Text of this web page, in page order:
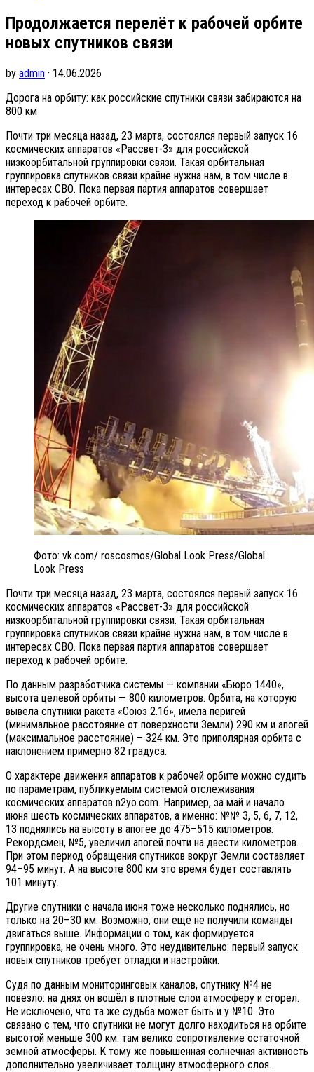
Продолжается перелёт к рабочей орбите
новых спутников связи
by admin · 14.06.2026
Дорога на орбиту: как российские спутники связи забираются на
800 км
Почти три месяца назад, 23 марта, состоялся первый запуск 16
космических аппаратов «Рассвет-3» для российской
низкоорбитальной группировки связи. Такая орбитальная
группировка спутников связи крайне нужна нам, в том числе в
интересах СВО. Пока первая партия аппаратов совершает
переход к рабочей орбите.
Фото: vk.com/ roscosmos/Global Look Press/Global
Look Press
Почти три месяца назад, 23 марта, состоялся первый запуск 16
космических аппаратов «Рассвет-3» для российской
низкоорбитальной группировки связи. Такая орбитальная
группировка спутников связи крайне нужна нам, в том числе в
интересах СВО. Пока первая партия аппаратов совершает
переход к рабочей орбите.
По данным разработчика системы — компании «Бюро 1440»,
высота целевой орбиты — 800 километров. Орбита, на которую
вывела спутники ракета «Союз 2.1б», имела перигей
(минимальное расстояние от поверхности Земли) 290 км и апогей
(максимальное расстояние) – 324 км. Это приполярная орбита с
наклонением примерно 82 градуса.
О характере движения аппаратов к рабочей орбите можно судить
по параметрам, публикуемым системой отслеживания
космических аппаратов n2yo.com. Например, за май и начало
июня шесть космических аппаратов, а именно: №№ 3, 5, 6, 7, 12,
13 поднялись на высоту в апогее до 475–515 километров.
Рекордсмен, №5, увеличил апогей почти на двести километров.
При этом период обращения спутников вокруг Земли составляет
94–95 минут. А на высоте 800 км это время будет составлять
101 минуту.
Другие спутники с начала июня тоже несколько поднялись, но
только на 20–30 км. Возможно, они ещё не получили команды
двигаться выше. Информации о том, как формируется
группировка, не очень много. Это неудивительно: первый запуск
новых спутников требует отладки и настройки.
Судя по данным мониторинговых каналов, спутнику №4 не
повезло: на днях он вошёл в плотные слои атмосферу и сгорел.
Не исключено, что та же судьба может быть и у №10. Это
связано с тем, что спутники не могут долго находиться на орбите
высотой меньше 300 км: там велико сопротивление остаточной
земной атмосферы. К тому же повышенная солнечная активность
дополнительно увеличивает толщину атмосферного слоя.